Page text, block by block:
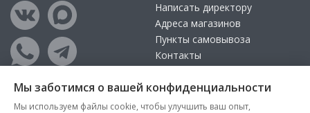
Написать директору
Адреса магазинов
Пункты самовывоза
Контакты
Мы заботимся о вашей конфиденциальности
Мы используем файлы cookie, чтобы улучшить ваш опыт,